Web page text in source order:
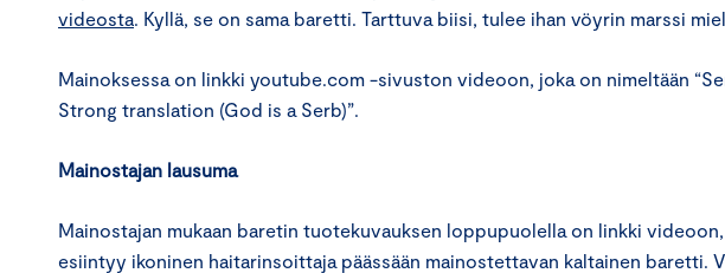
videosta. Kyllä, se on sama baretti. Tarttuva biisi, tulee ihan vöyrin marssi
Mainoksessa on linkki youtube.com -sivuston videoon, joka on nimeltään
Strong translation (God is a Serb)”.
Mainostajan lausuma
Mainostajan mukaan baretin tuotekuvauksen loppupuolella on linkki
esiintyy ikoninen haitarinsoittaja päässään mainostettavan kaltainen baretti.